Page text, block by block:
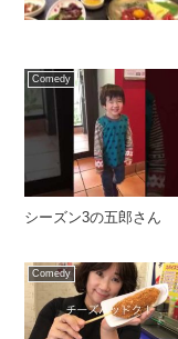
Comedy
シーズン3の五郎さん
Comedy